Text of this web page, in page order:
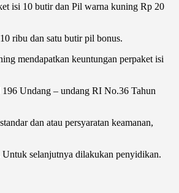
isi 10 butir dan Pil warna kuning Rp 20
ribu dan satu butir pil bonus.
mendapatkan keuntungan perpaket isi
196 Undang – undang RI No.36 Tahun
dan atau persyaratan keamanan,
Untuk selanjutnya dilakukan penyidikan.